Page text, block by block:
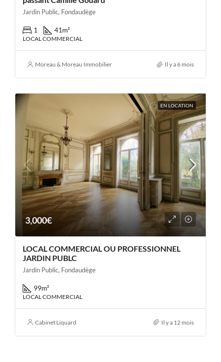
Jardin Public, Fondaudège
1 41m²
LOCAL COMMERCIAL
Moreau & Moreau Immobilier Il y a 6 mois
EN LOCATION
3,000€
LOCAL COMMERCIAL OU PROFESSIONNEL
JARDIN PUBLC
Jardin Public, Fondaudège
99m²
LOCAL COMMERCIAL
Cabinet Liquard Il y a 12 mois